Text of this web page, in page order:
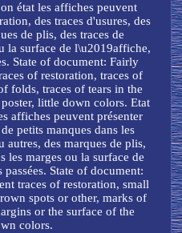
état les affiches peuvent
des traces d'usures, des
de plis, des traces de
la surface de l\u2019affiche,
State of document: Fairly
of restoration, traces of
folds, traces of tears in the
little down colors. Etat
affiches peuvent présenter
petits manques dans les
autres, des marques de plis,
les marges ou la surface de
State of document:
traces of restoration, small
spots or other, marks of
or the surface of the
colors.